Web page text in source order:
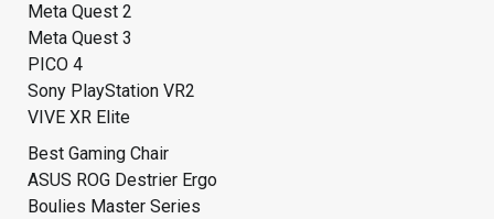
Meta Quest 2
Meta Quest 3
PICO 4
Sony PlayStation VR2
VIVE XR Elite
Best Gaming Chair
ASUS ROG Destrier Ergo
Boulies Master Series